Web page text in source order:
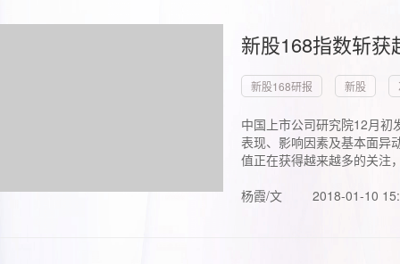
新股168指数斩
新股168研报 新股
中国上市公司研究院12月初
表现、影响因素及基本面异
值正在获得越来越多的关注
杨霞/文
2018-01-10